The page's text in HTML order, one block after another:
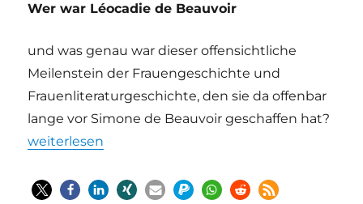
Wer war Léocadie de Beauvoir
und was genau war dieser offensichtliche
Meilenstein der Frauengeschichte und
Frauenliteraturgeschichte, den sie da offenbar
lange vor Simone de Beauvoir geschaffen hat?
„Léocadie de Beauvoir – Das aufmüpfige
weiterlesen